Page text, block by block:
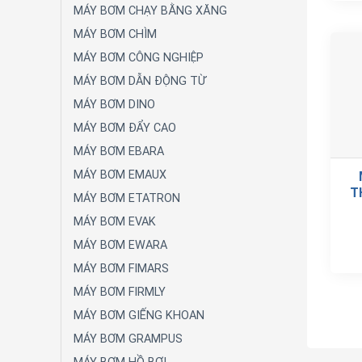
MÁY BƠM CHẠY BẰNG XĂNG
MÁY BƠM CHÌM
MÁY BƠM CÔNG NGHIỆP
MÁY BƠM DẪN ĐỘNG TỪ
MÁY BƠM DINO
MÁY BƠM ĐẨY CAO
MÁY BƠM EBARA
MÁY BƠM EMAUX
MÁY BƠM ETATRON
MÁY BƠM EVAK
MÁY BƠM EWARA
MÁY BƠM FIMARS
MÁY BƠM FIRMLY
MÁY BƠM GIẾNG KHOAN
MÁY BƠM GRAMPUS